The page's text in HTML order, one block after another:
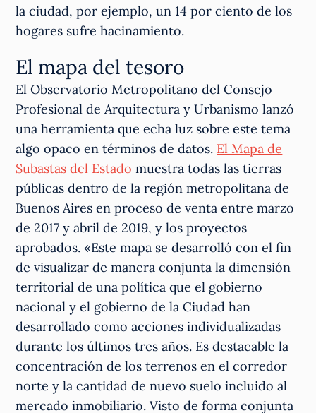
la ciudad, por ejemplo, un 14 por ciento de los
hogares sufre hacinamiento.
El mapa del tesoro
El Observatorio Metropolitano del Consejo
Profesional de Arquitectura y Urbanismo lanzó
una herramienta que echa luz sobre este tema
algo opaco en términos de datos. El Mapa de
Subastas del Estadomuestra todas las tierras
públicas dentro de la región metropolitana de
Buenos Aires en proceso de venta entre marzo
de 2017 y abril de 2019, y los proyectos
aprobados. «Este mapa se desarrolló con el fin
de visualizar de manera conjunta la dimensión
territorial de una política que el gobierno
nacional y el gobierno de la Ciudad han
desarrollado como acciones individualizadas
durante los últimos tres años. Es destacable la
concentración de los terrenos en el corredor
norte y la cantidad de nuevo suelo incluido al
mercado inmobiliario. Visto de forma conjunta